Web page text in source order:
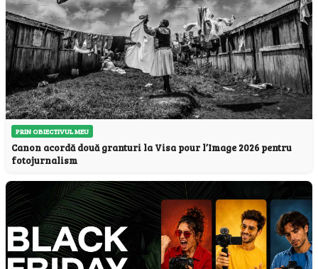
PRIN OBIECTIVUL MEU
Canon acordă două granturi la Visa pour l’Image 2026 pentru
fotojurnalism